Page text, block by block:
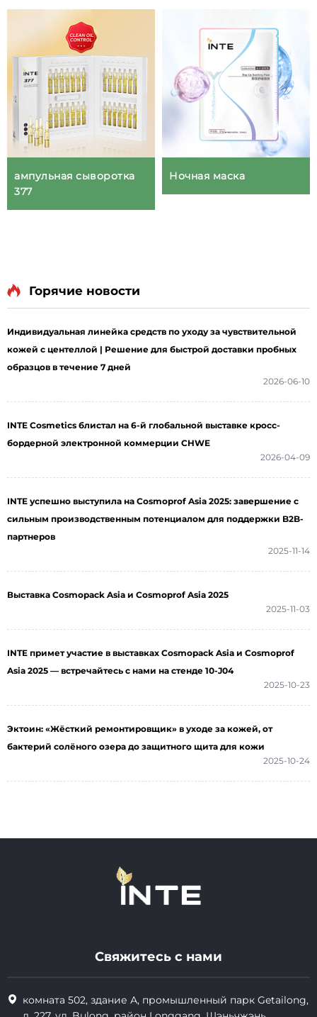
ампульная сыворотка
377
Ночная маска
Горячие новости
Индивидуальная линейка средств по уходу за чувствительной
кожей с центеллой | Решение для быстрой доставки пробных
образцов в течение 7 дней
2026-06-10
INTE Cosmetics блистал на 6-й глобальной выставке кросс-
бордерной электронной коммерции CHWE
2026-04-09
INTE успешно выступила на Cosmoprof Asia 2025: завершение с
сильным производственным потенциалом для поддержки B2B-
партнеров
2025-11-14
Выставка Cosmopack Asia и Cosmoprof Asia 2025
2025-11-03
INTE примет участие в выставках Cosmopack Asia и Cosmoprof
Asia 2025 — встречайтесь с нами на стенде 10-J04
2025-10-23
Эктоин: «Жёсткий ремонтировщик» в уходе за кожей, от
бактерий солёного озера до защитного щита для кожи
2025-10-24
Свяжитесь с нами
комната 502, здание А, промышленный парк Getailong,